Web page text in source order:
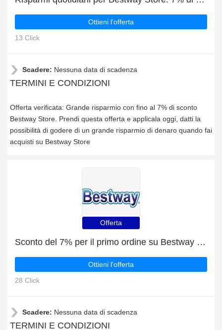
Ottieni l'offerta
13 Click
Scadere: Nessuna data di scadenza
TERMINI E CONDIZIONI
Offerta verificata: Grande risparmio con fino al 7% di sconto
Bestway Store. Prendi questa offerta e applicala oggi, datti la
possibilità di godere di un grande risparmio di denaro quando fai
acquisti su Bestway Store
Offerta
Sconto del 7% per il primo ordine su Bestway Store
Ottieni l'offerta
28 Click
Scadere: Nessuna data di scadenza
TERMINI E CONDIZIONI